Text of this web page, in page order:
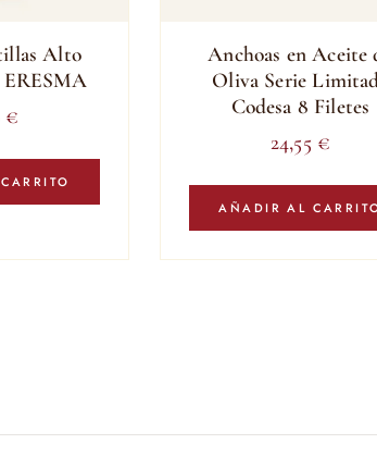
Alto
€
Anchoas en Aceite
Oliva Serie
Codesa 8 Filetes
24,55 €
AÑADIR AL